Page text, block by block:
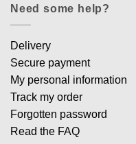
Need some help?
Delivery
Secure payment
My personal information
Track my order
Forgotten password
Read the FAQ